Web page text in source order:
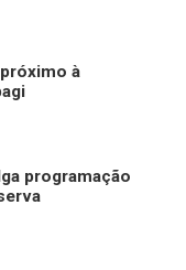
à
programação